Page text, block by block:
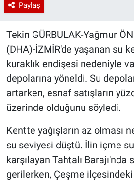
Paylaş
Tekin GÜRBULAK-Yağmur
(DHA)-İZMİR'de yaşanan su
kuraklık endişesi nedeniyle
depolarına yöneldi. Su
artarken, esnaf satışların
üzerinde olduğunu söyledi.
Kentte yağışların az olması
su seviyesi düştü. İlin içme
karşılayan Tahtalı Barajı'nda
gerilerken, Çeşme